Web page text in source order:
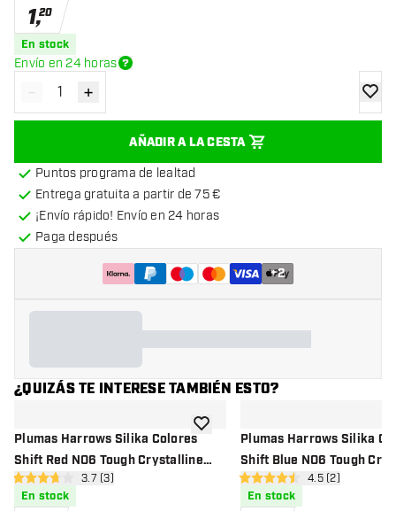
1,20
En stock
Envío en 24 horas
Disminuir cantidad
- Aumentar cantidad
+
AÑADIR A LA CESTA
Puntos programa de lealtad
Entrega gratuita a partir de 75 €
¡Envío rápido! Envío en 24 horas
Paga después
+2
¿QUIZÁS TE INTERESE TAMBIÉN ESTO?
Plumas Harrows Silika Colores
Shift Red NO6 Tough Crystalline
Coated
abrir panel de reseñas
3.7 estrellas de puntuación
3.7 (3)
En stock
añadir a la lista de deseos
Plumas Harrows Silika
Shift Blue NO6 Tough
Coated abrir panel de
4.5 estrellas de puntuación
4.5 (2)
En stock